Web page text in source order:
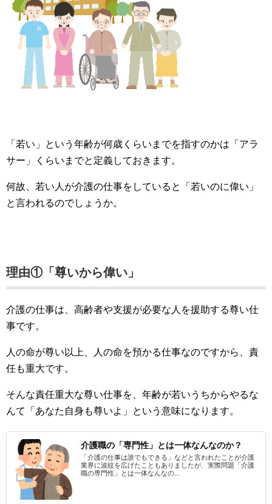
「若い」という年齢が何歳くらいまでを指すのかは「アラ
サー」くらいまでと定義しておきます。
何故、若い人が介護の仕事をしていると「若いのに偉い」
と言われるのでしょうか。
理由①「尊いから偉い」
介護の仕事は、高齢者や支援が必要な人を援助する尊い仕
事です。
人の命が尊い以上、人の命を預かる仕事なのですから、責
任も重大です。
そんな責任重大な尊い仕事を、年齢が若いうちからやるな
んて「あなた自身も尊いよ」という意味になります。
介護職の「専門性」とは一体なんなのか？
「介護の仕事は誰でもできる」などと言われたことが介護
業界に波紋を広げたこともありましたが、実際問題「介護
職の専門性」とは一体なんなの...